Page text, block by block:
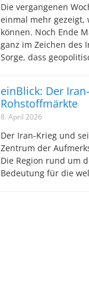
Die vergangenen
einmal mehr gezeigt,
können. Noch Ende
ganz im Zeichen des
Sorge, dass
einBlick: Der
Rohstoffmärkte
8. April 2026
Der Iran-Krieg und
Zentrum der
Die Region rund um
Bedeutung für die